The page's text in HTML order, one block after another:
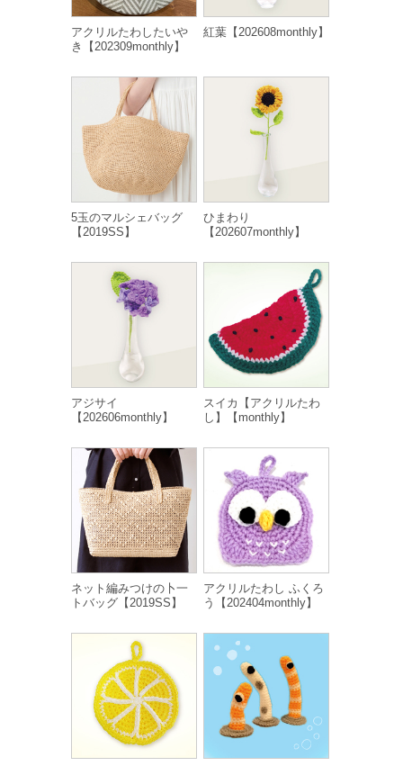
アクリルたわしたいや
き【202309monthly】
紅葉【202608monthly】
5玉のマルシェバッグ
【2019SS】
ひまわり
【202607monthly】
アジサイ
【202606monthly】
スイカ【アクリルたわ
し】【monthly】
ネット編みつけの卜一
トバッグ【2019SS】
アクリルたわし ふくろ
う【202404monthly】